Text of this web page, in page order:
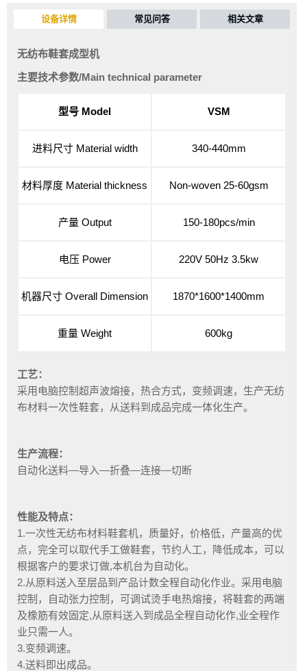
设备详情 常见问答 相关文章
无纺布鞋套成型机
主要技术参数/Main technical parameter
型号 Model VSM
进料尺寸 Material width 340-440mm
材料厚度 Material thickness Non-woven 25-60gsm
产量 Output 150-180pcs/min
电压 Power 220V 50Hz 3.5kw
机器尺寸 Overall Dimension 1870*1600*1400mm
重量 Weight 600kg
工艺：
采用电脑控制超声波熔接，热合方式，变频调速，生产无纺
布材料一次性鞋套，从送料到成品完成一体化生产。
生产流程：
自动化送料—导入—折叠—连接—切断
性能及特点：
1.一次性无纺布材料鞋套机，质量好，价格低，产量高的优
点，完全可以取代手工做鞋套，节约人工，降低成本，可以
根据客户的要求订做,本机台为自动化。
2.从原料送入至层品到产品计数全程自动化作业。采用电脑
控制，自动张力控制，可调试烫手电热熔接，将鞋套的两端
及橡筋有效固定,从原料送入到成品全程自动化作,业全程作
业只需一人。
3.变频调速。
4.送料即出成品。